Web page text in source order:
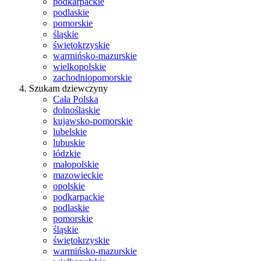
podlaskie
pomorskie
śląskie
świętokrzyskie
warmińsko-mazurskie
wielkopolskie
zachodniopomorskie
Szukam dziewczyny
Cała Polska
dolnośląskie
kujawsko-pomorskie
lubelskie
lubuskie
łódzkie
małopolskie
mazowieckie
opolskie
podkarpackie
podlaskie
pomorskie
śląskie
świętokrzyskie
warmińsko-mazurskie